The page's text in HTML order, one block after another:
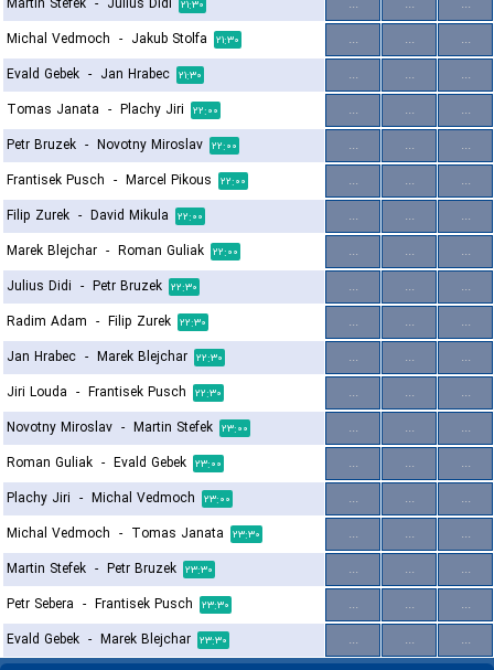
۲۱:۳۰
Michal Vedmoch - Jakub Stolfa ۲۱:۳۰ ... ...
...
Evald Gebek - Jan Hrabec ۲۱:۳۰ ... ...
...
Tomas Janata - Plachy Jiri ۲۲:۰۰ ... ...
...
Petr Bruzek - Novotny Miroslav ۲۲:۰۰ ... ...
...
Frantisek Pusch - Marcel Pikous ۲۲:۰۰ ... ...
...
Filip Zurek - David Mikula ۲۲:۰۰ ... ...
...
Marek Blejchar - Roman Guliak ۲۲:۰۰ ... ...
...
Julius Didi - Petr Bruzek ۲۲:۳۰ ... ...
...
Radim Adam - Filip Zurek ۲۲:۳۰ ... ...
...
Jan Hrabec - Marek Blejchar ۲۲:۳۰ ... ...
...
Jiri Louda - Frantisek Pusch ۲۲:۳۰ ... ...
...
Novotny Miroslav - Martin Stefek ۲۳:۰۰ ... ...
...
Roman Guliak - Evald Gebek ۲۳:۰۰ ... ...
...
Plachy Jiri - Michal Vedmoch ۲۳:۰۰ ... ...
...
Michal Vedmoch - Tomas Janata ۲۳:۳۰ ... ...
...
Martin Stefek - Petr Bruzek ۲۳:۳۰ ... ...
...
Petr Sebera - Frantisek Pusch ۲۳:۳۰ ... ...
...
Evald Gebek - Marek Blejchar ۲۳:۳۰ ... ...
...